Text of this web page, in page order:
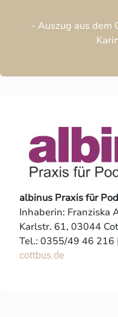
- Auszug aus dem
albinus Praxis für
Inhaberin: Franziska
Karlstr. 61, 03044
Tel.: 0355/49 46 216
cottbus.de